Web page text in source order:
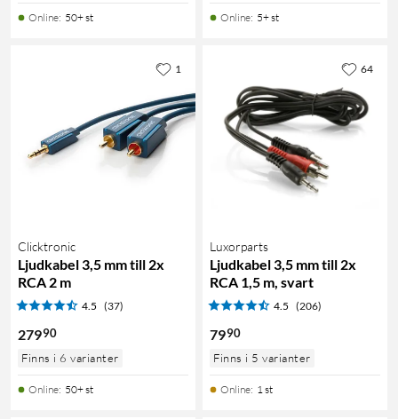
Online: 50+ st Online: 5+ st
Clicktronic
Ljudkabel 3,5 mm till 2x
RCA 2 m
4.5 (37)
27990
Finns i 6 varianter
Online: 50+ st
1
Luxorparts
Ljudkabel 3,5 mm till 2x
RCA 1,5 m, svart
4.5 (206)
7990
Finns i 5 varianter
Online: 1 st
64